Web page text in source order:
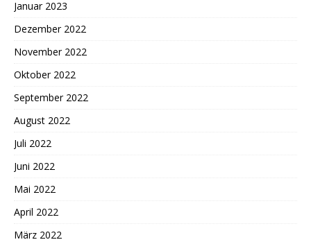
Januar 2023
Dezember 2022
November 2022
Oktober 2022
September 2022
August 2022
Juli 2022
Juni 2022
Mai 2022
April 2022
März 2022